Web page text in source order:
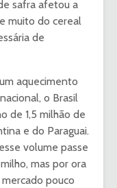
safra afetou a
muito do cereal
de
aquecimento
o Brasil
de 1,5 milhão de
e do Paraguai.
volume passe
mas por ora
pouco